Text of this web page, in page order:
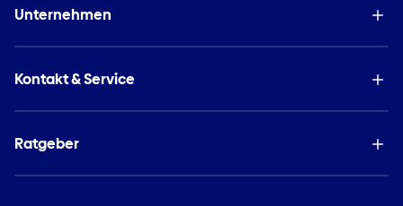
Unternehmen
Kontakt & Service
Ratgeber